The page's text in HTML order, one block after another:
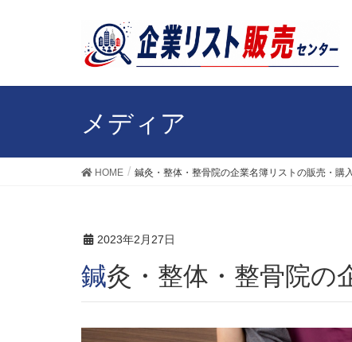
メディア
HOME 鍼灸・整体・整骨院の企業名簿リストの販売・購入
2023年2月27日
鍼灸・整体・整骨院